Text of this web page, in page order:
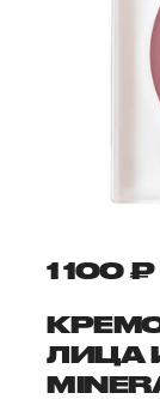
1 100 ₽
ЛИЦА И